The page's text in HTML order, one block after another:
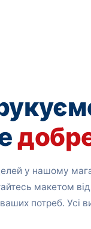
у нашому
макетом
потреб. Усі